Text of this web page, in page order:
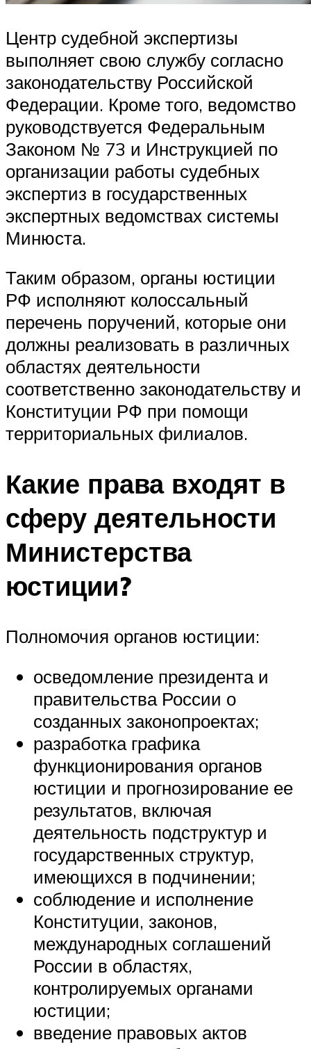
Центр судебной экспертизы
выполняет свою службу согласно
законодательству Российской
Федерации. Кроме того, ведомство
руководствуется Федеральным
Законом № 73 и Инструкцией по
организации работы судебных
экспертиз в государственных
экспертных ведомствах системы
Минюста.
Таким образом, органы юстиции
РФ исполняют колоссальный
перечень поручений, которые они
должны реализовать в различных
областях деятельности
соответственно законодательству и
Конституции РФ при помощи
территориальных филиалов.
Какие права входят в
сферу деятельности
Министерства
юстиции?
Полномочия органов юстиции:
осведомление президента и
правительства России о
созданных законопроектах;
разработка графика
функционирования органов
юстиции и прогнозирование ее
результатов, включая
деятельность подструктур и
государственных структур,
имеющихся в подчинении;
соблюдение и исполнение
Конституции, законов,
международных соглашений
России в областях,
контролируемых органами
юстиции;
введение правовых актов